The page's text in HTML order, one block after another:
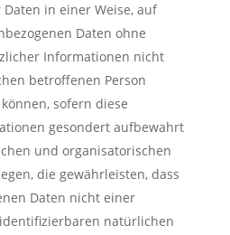
in einer Weise, auf
Daten ohne
Informationen nicht
betroffenen Person
sofern diese
gesondert aufbewahrt
und organisatorischen
die gewährleisten, dass
Daten nicht einer
natürlichen